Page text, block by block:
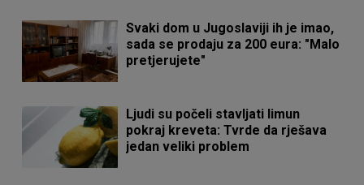
Svaki dom u Jugoslaviji ih je imao,
sada se prodaju za 200 eura: "Malo
pretjerujete"
Ljudi su počeli stavljati limun
pokraj kreveta: Tvrde da rješava
jedan veliki problem